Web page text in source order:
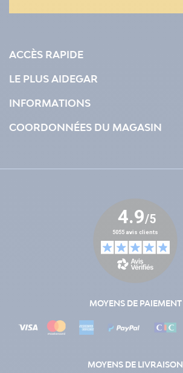
ACCÈS RAPIDE
LE PLUS AIDEGAR
INFORMATIONS
COORDONNÉES DU MAGASIN
MOYENS DE PAIEMENT
MOYENS DE LIVRAISON